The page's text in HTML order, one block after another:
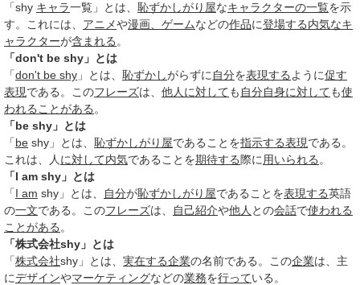
「shy キャラ一覧」とは、 恥ずかしがり屋なキャラクターの一覧を示
す。これには、 アニメや漫画、ゲームなどの作品に登場する内気なキ
ャラクターが含まれる 。
「don't be shy」とは
「don't be shy 」とは、 恥ずかしがらずに 自分を表現する ように促す
表現である。このフレーズは、 他人に対しても 自分自身に対しても使
われる ことがある 。
「be shy」とは
「be shy」とは、 恥ずかしがり屋であることを指示する表現である。
これは、人 に対して内気であることを期待する際に 用いられる 。
「I am shy」とは
「I am shy」とは、 自分が恥ずかしがり屋であることを表現する英語
の一文である。このフレーズは、 自己紹介や他人 との会話で使われる
ことがある 。
「株式会社shy」とは
「株式会社shy」とは、 実在する企業の名前である。この企業は、主
にデザインやマーケティングなどの業務を行っている。